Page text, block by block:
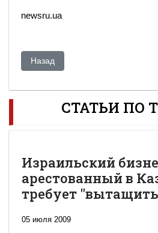
newsru.ua
Предыдущий: Супруга Виктора
Назад
СТАТЬИ ПО
Израильский
арестованный в
требует
05 июля 2009